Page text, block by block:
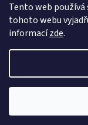
Tento web
tohoto webu
informacízde.
Copyright
Vytvořil a